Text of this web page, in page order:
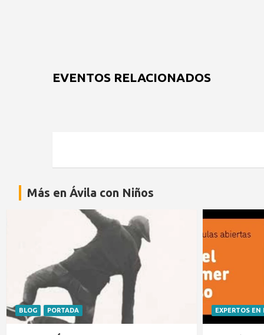
EVENTOS RELACIONADOS
Más en Ávila con Niños
BLOG PORTADA EXPERTOS EN